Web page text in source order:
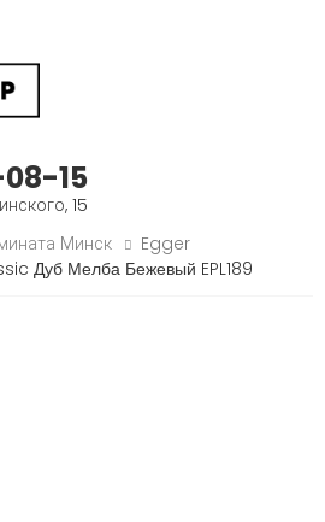
08-15
15
Минск
Egger
Дуб Мелба Бежевый EPL189